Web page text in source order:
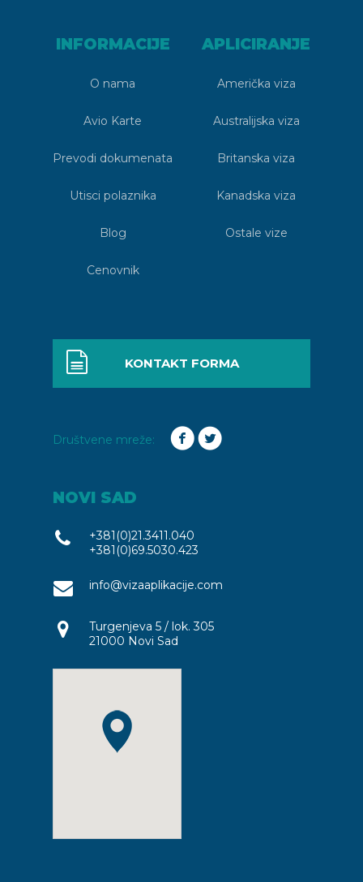
INFORMACIJE
O nama
Avio Karte
Prevodi dokumenata
Utisci polaznika
Blog
Cenovnik
APLICIRANJE
Američka viza
Australijska viza
Britanska viza
Kanadska viza
Ostale vize
KONTAKT FORMA
Društvene mreže:
NOVI SAD
+381(0)21.3411.040
+381(0)69.5030.423
info@vizaaplikacije.com
Turgenjeva 5 / lok. 305
21000 Novi Sad